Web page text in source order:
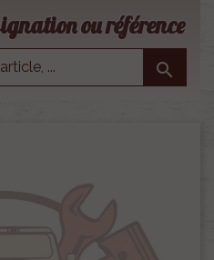
ou référence
